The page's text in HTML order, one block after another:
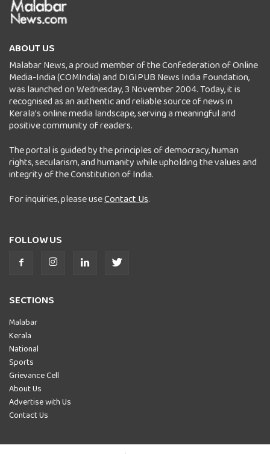
ABOUT US
Malabar News, a proud member of the Confederation of Online
Media-India (COMIndia) and DIGIPUB News India Foundation,
was launched on Wednesday, 3 November 2004. Today, it is
recognised as an authentic and reliable source of news in
Kerala’s online media landscape, serving a meaningful and
positive community of readers.
The portal is guided by the principles of democracy, human
rights, secularism, and humanity while upholding the values and
integrity of the Constitution of India.
For inquiries, please useContact Us.
FOLLOW US
SECTIONS
Malabar
Kerala
National
Sports
Grievance Cell
About Us
Advertise with Us
Contact Us